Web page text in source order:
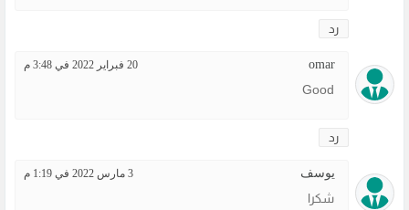
رد
omar 20 فبراير 2022 في 3:48 م
Good
رد
يوسف 3 مارس 2022 في 1:19 م
شكرا